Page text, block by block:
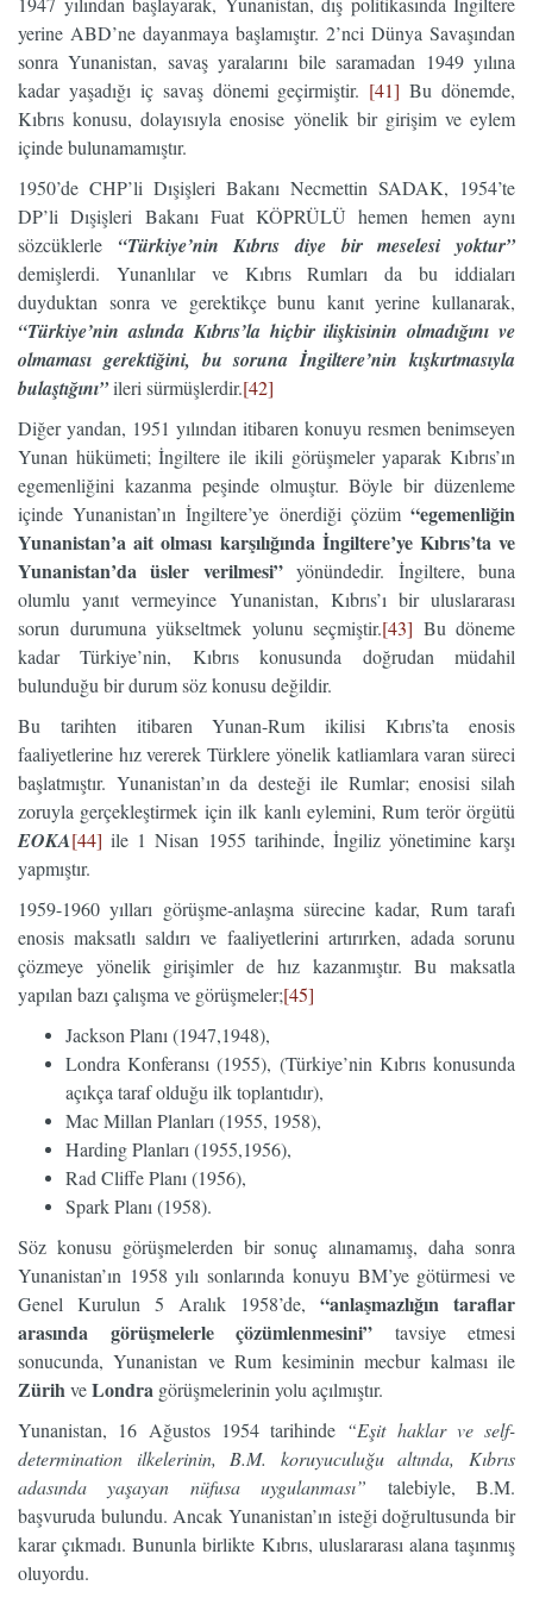
yerine ABD’ne dayanmaya başlamıştır. 2’nci Dünya Savaşından
sonra Yunanistan, savaş yaralarını bile saramadan 1949 yılına
kadar yaşadığı iç savaş dönemi geçirmiştir. [41] Bu dönemde,
Kıbrıs konusu, dolayısıyla enosise yönelik bir girişim ve eylem
içinde bulunamamıştır.
1950’de CHP’li Dışişleri Bakanı Necmettin SADAK, 1954’te
DP’li Dışişleri Bakanı Fuat KÖPRÜLÜ hemen hemen aynı
sözcüklerle “Türkiye’nin Kıbrıs diye bir meselesi yoktur”
demişlerdi. Yunanlılar ve Kıbrıs Rumları da bu iddiaları
duyduktan sonra ve gerektikçe bunu kanıt yerine kullanarak,
“Türkiye’nin aslında Kıbrıs’la hiçbir ilişkisinin olmadığını ve
olmaması gerektiğini, bu soruna İngiltere’nin kışkırtmasıyla
bulaştığını”ileri sürmüşlerdir.[42]
Diğer yandan, 1951 yılından itibaren konuyu resmen benimseyen
Yunan hükümeti; İngiltere ile ikili görüşmeler yaparak Kıbrıs’ın
egemenliğini kazanma peşinde olmuştur. Böyle bir düzenleme
içinde Yunanistan’ın İngiltere’ye önerdiği çözüm “egemenliğin
Yunanistan’a ait olması karşılığında İngiltere’ye Kıbrıs’ta ve
Yunanistan’da üsler verilmesi”yönündedir. İngiltere, buna
olumlu yanıt vermeyince Yunanistan, Kıbrıs’ı bir uluslararası
sorun durumuna yükseltmek yolunu seçmiştir.[43] Bu döneme
kadar Türkiye’nin, Kıbrıs konusunda doğrudan müdahil
bulunduğu bir durum söz konusu değildir.
Bu tarihten itibaren Yunan-Rum ikilisi Kıbrıs’ta enosis
faaliyetlerine hız vererek Türklere yönelik katliamlara varan süreci
başlatmıştır. Yunanistan’ın da desteği ile Rumlar; enosisi silah
zoruyla gerçekleştirmek için ilk kanlı eylemini, Rum terör örgütü
EOKA[44] ile 1 Nisan 1955 tarihinde, İngiliz yönetimine karşı
yapmıştır.
1959-1960 yılları görüşme-anlaşma sürecine kadar, Rum tarafı
enosis maksatlı saldırı ve faaliyetlerini artırırken, adada sorunu
çözmeye yönelik girişimler de hız kazanmıştır. Bu maksatla
yapılan bazı çalışma ve görüşmeler;[45]
Jackson Planı (1947,1948),
Londra Konferansı (1955), (Türkiye’nin Kıbrıs konusunda
açıkça taraf olduğu ilk toplantıdır),
Mac Millan Planları (1955, 1958),
Harding Planları (1955,1956),
Rad Cliffe Planı (1956),
Spark Planı (1958).
Söz konusu görüşmelerden bir sonuç alınamamış, daha sonra
Yunanistan’ın 1958 yılı sonlarında konuyu BM’ye götürmesi ve
Genel Kurulun 5 Aralık 1958’de, “anlaşmazlığın taraflar
arasında görüşmelerle çözümlenmesini” tavsiye etmesi
sonucunda, Yunanistan ve Rum kesiminin mecbur kalması ile
ZürihveLondra görüşmelerinin yolu açılmıştır.
Yunanistan, 16 Ağustos 1954 tarihinde “Eşit haklar ve self-
determination ilkelerinin, B.M. koruyuculuğu altında, Kıbrıs
adasında yaşayan nüfusa uygulanması” talebiyle, B.M.
başvuruda bulundu. Ancak Yunanistan’ın isteği doğrultusunda bir
karar çıkmadı. Bununla birlikte Kıbrıs, uluslararası alana taşınmış
oluyordu.